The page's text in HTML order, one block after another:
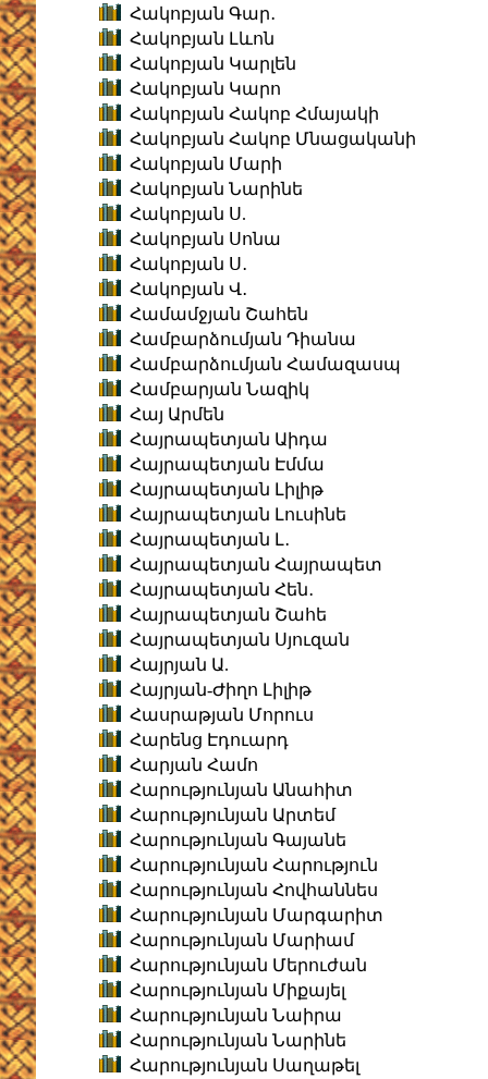
Հակոբյան Գար․
Հակոբյան Լևոն
Հակոբյան Կարլեն
Հակոբյան Կարո
Հակոբյան Հակոբ Հմայակի
Հակոբյան Հակոբ Մնացականի
Հակոբյան Մարի
Հակոբյան Նարինե
Հակոբյան Ս.
Հակոբյան Սոնա
Հակոբյան Ս․
Հակոբյան Վ․
Համամջյան Շահեն
Համբարձումյան Դիանա
Համբարձումյան Համազասպ
Համբարյան Նազիկ
Հայ Արմեն
Հայրապետյան Աիդա
Հայրապետյան Էմմա
Հայրապետյան Լիլիթ
Հայրապետյան Լուսինե
Հայրապետյան Լ․
Հայրապետյան Հայրապետ
Հայրապետյան Հեն․
Հայրապետյան Շահե
Հայրապետյան Սյուզան
Հայրյան Ա.
Հայրյան-Ժիղո Լիլիթ
Հասրաթյան Մորուս
Հարենց Էդուարդ
Հարյան Համո
Հարությունյան Անահիտ
Հարությունյան Արտեմ
Հարությունյան Գայանե
Հարությունյան Հարություն
Հարությունյան Հովհաննես
Հարությունյան Մարգարիտ
Հարությունյան Մարիամ
Հարությունյան Մերուժան
Հարությունյան Միքայել
Հարությունյան Նաիրա
Հարությունյան Նարինե
Հարությունյան Սաղաթել